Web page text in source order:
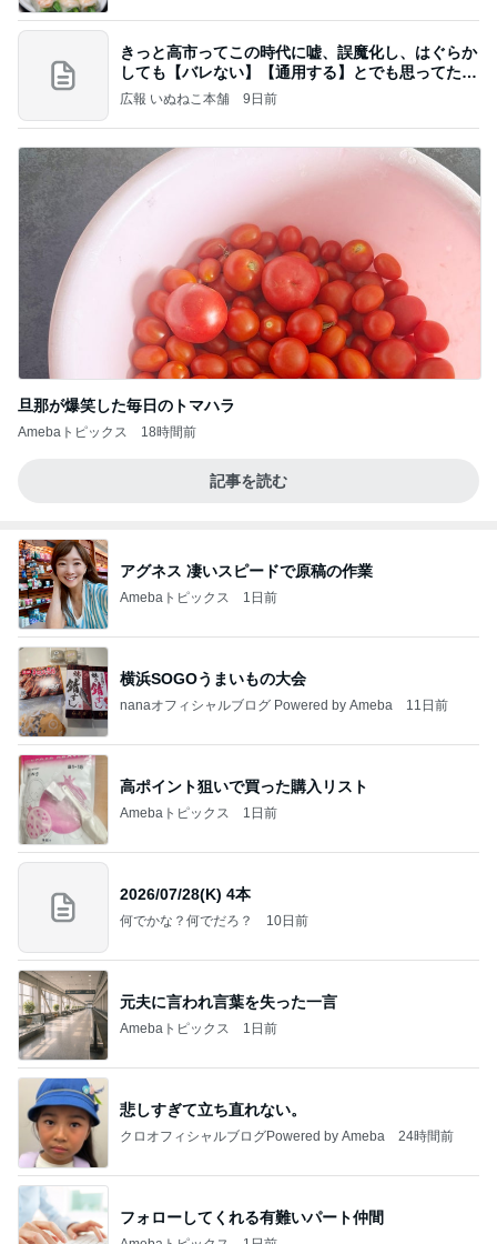
きっと高市ってこの時代に嘘、誤魔化し、はぐらか
しても【バレない】【通用する】とでも思ってたん
だろ
広報 いぬねこ本舗 9日前
旦那が爆笑した毎日のトマハラ
Amebaトピックス 18時間前
記事を読む
アグネス 凄いスピードで原稿の作業
Amebaトピックス 1日前
横浜SOGOうまいもの大会
nanaオフィシャルブログ Powered by Ameba 11日前
高ポイント狙いで買った購入リスト
Amebaトピックス 1日前
2026/07/28(K) 4本
何でかな？何でだろ？ 10日前
元夫に言われ言葉を失った一言
Amebaトピックス 1日前
悲しすぎて立ち直れない。
クロオフィシャルブログPowered by Ameba 24時間前
フォローしてくれる有難いパート仲間